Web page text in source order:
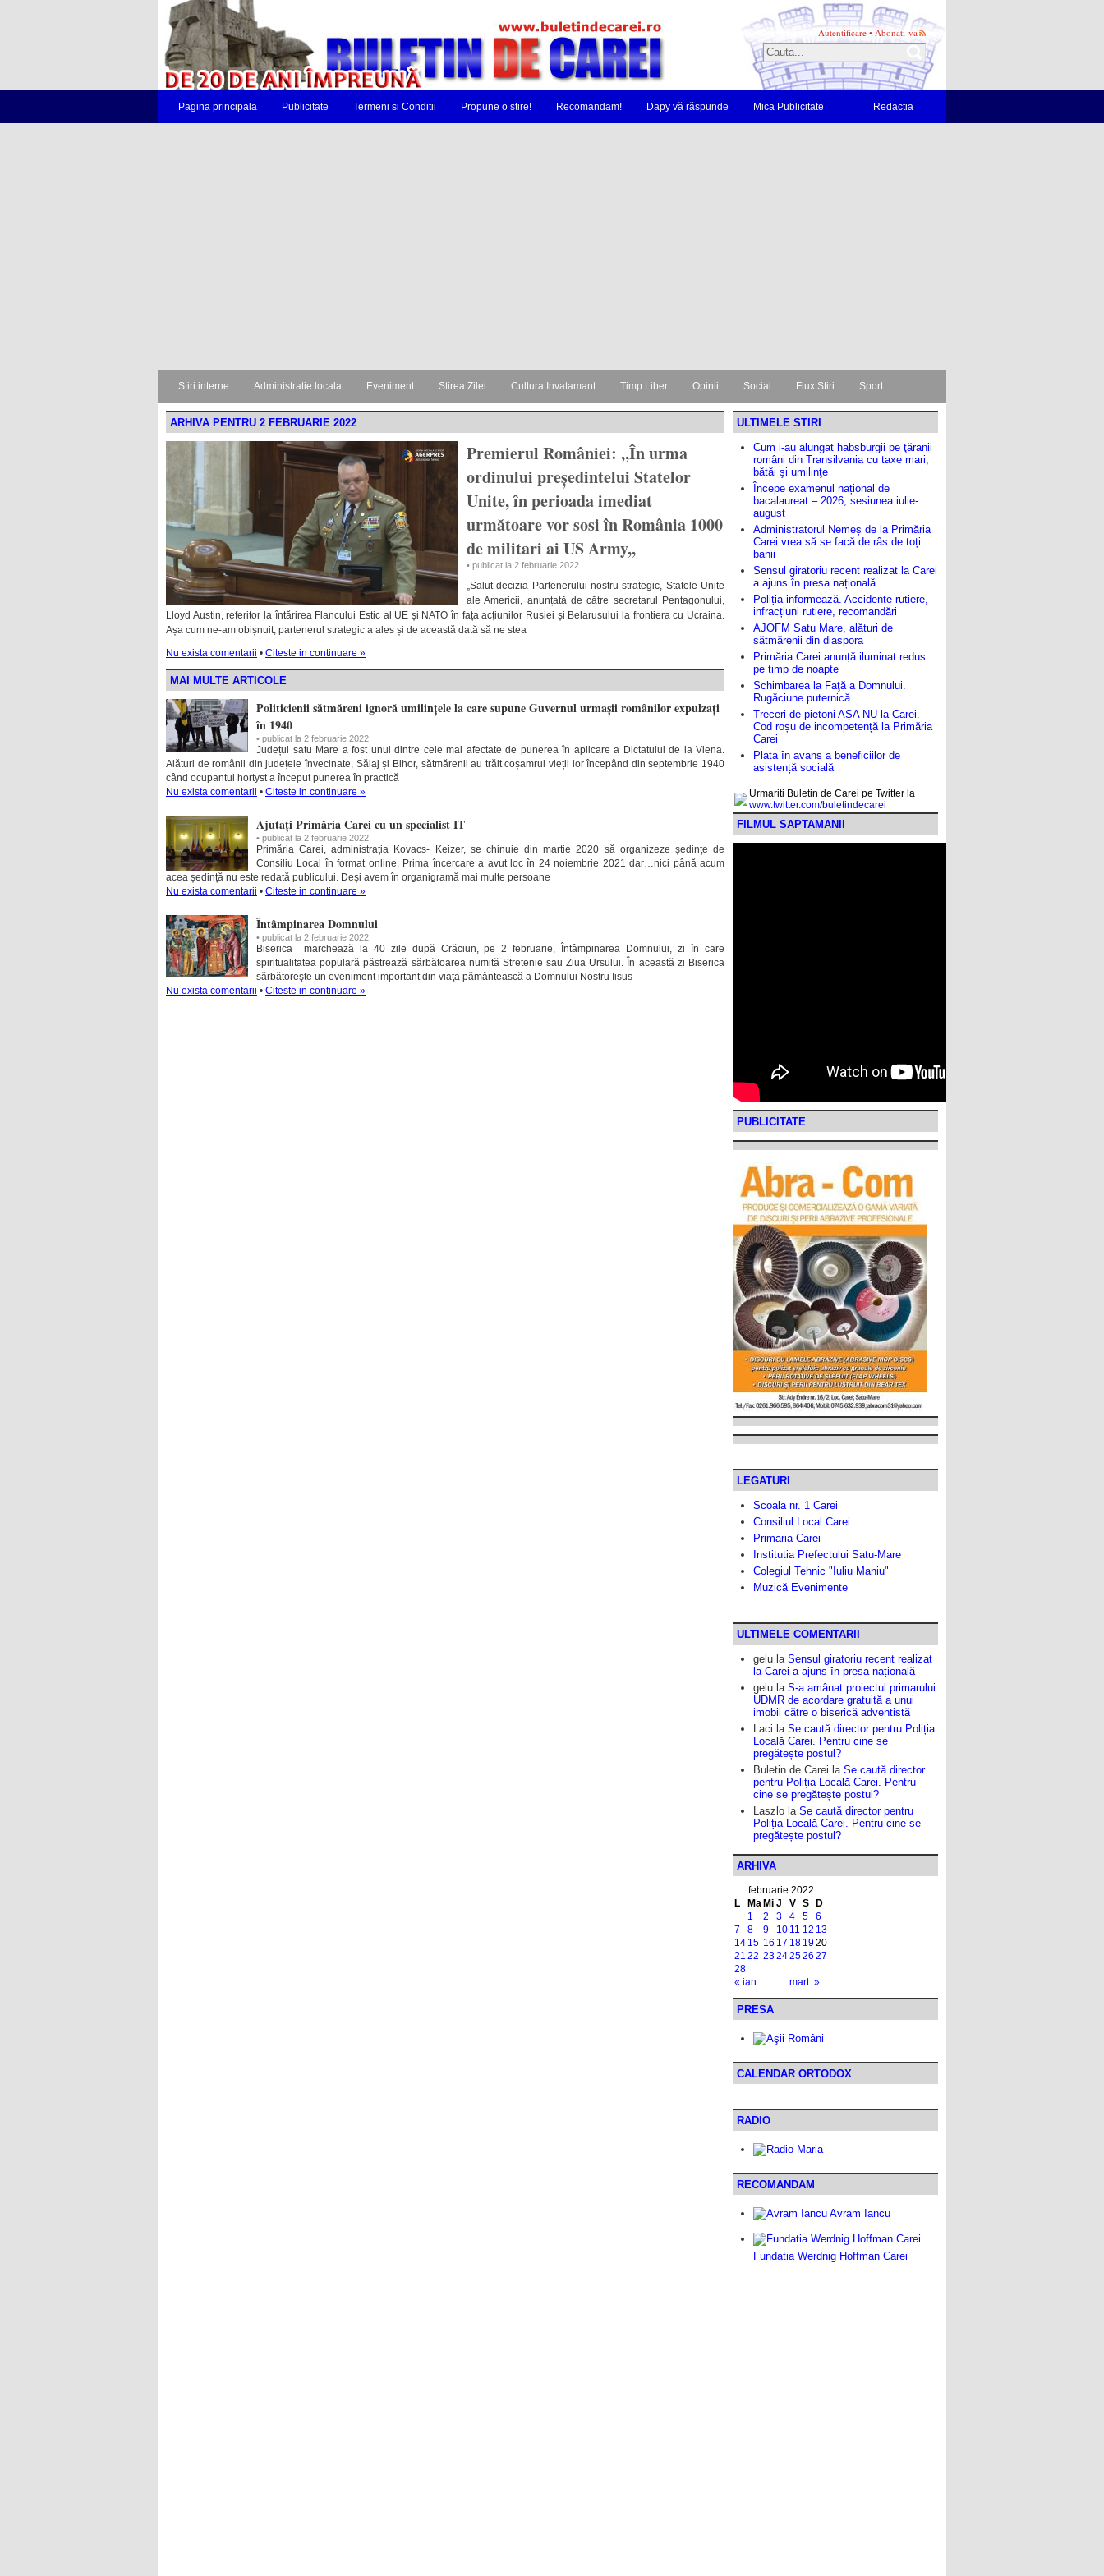
Autentificare • Abonati-va
Pagina principala Publicitate Termeni si Conditii Propune o stire! Recomandam! Dapy vă răspunde Mica Publicitate Redactia
Stiri interne Administratie locala Eveniment Stirea Zilei Cultura Invatamant Timp Liber Opinii Social Flux Stiri Sport
ARHIVA PENTRU 2 FEBRUARIE 2022
Premierul României: ,,În urma
ordinului președintelui Statelor
Unite, în perioada imediat
următoare vor sosi în România 1000
de militari ai US Army,,
• publicat la 2 februarie 2022
„Salut decizia Partenerului nostru strategic, Statele Unite
ale Americii, anunțată de către secretarul Pentagonului,
Lloyd Austin, referitor la întărirea Flancului Estic al UE și NATO în fața acțiunilor Rusiei și Belarusului la frontiera cu Ucraina.
Așa cum ne-am obișnuit, partenerul strategic a ales și de această dată să ne stea
Nu exista comentarii • Citeste in continuare »
MAI MULTE ARTICOLE
Politicienii sătmăreni ignoră umilințele la care supune Guvernul urmașii românilor expulzați
în 1940
• publicat la 2 februarie 2022
Județul satu Mare a fost unul dintre cele mai afectate de punerea în aplicare a Dictatului de la Viena.
Alături de românii din județele învecinate, Sălaj și Bihor, sătmărenii au trăit coșamrul vieții lor începând din septembrie 1940
când ocupantul hortyst a început punerea în practică
Nu exista comentarii • Citeste in continuare »
Ajutați Primăria Carei cu un specialist IT
• publicat la 2 februarie 2022
Primăria Carei, administrația Kovacs- Keizer, se chinuie din martie 2020 să organizeze ședințe de
Consiliu Local în format online. Prima încercare a avut loc în 24 noiembrie 2021 dar…nici până acum
acea ședință nu este redată publicului. Deși avem în organigramă mai multe persoane
Nu exista comentarii • Citeste in continuare »
Întâmpinarea Domnului
• publicat la 2 februarie 2022
Biserica marchează la 40 zile după Crăciun, pe 2 februarie, Întâmpinarea Domnului, zi în care
spiritualitatea populară păstrează sărbătoarea numită Stretenie sau Ziua Ursului. În această zi Biserica
sărbătoreşte un eveniment important din viaţa pământească a Domnului Nostru Iisus
Nu exista comentarii • Citeste in continuare »
ULTIMELE STIRI
Cum i-au alungat habsburgii pe ţăranii
români din Transilvania cu taxe mari,
bătăi şi umilinţe
Începe examenul național de
bacalaureat – 2026, sesiunea iulie-
august
Administratorul Nemeș de la Primăria
Carei vrea să se facă de râs de toți
banii
Sensul giratoriu recent realizat la Carei
a ajuns în presa națională
Poliția informează. Accidente rutiere,
infracțiuni rutiere, recomandări
AJOFM Satu Mare, alături de
sătmărenii din diaspora
Primăria Carei anunță iluminat redus
pe timp de noapte
Schimbarea la Faţă a Domnului.
Rugăciune puternică
Treceri de pietoni AȘA NU la Carei.
Cod roșu de incompetență la Primăria
Carei
Plata în avans a beneficiilor de
asistență socială
Urmariti Buletin de Carei pe Twitter la
www.twitter.com/buletindecarei
FILMUL SAPTAMANII
PUBLICITATE
LEGATURI
Scoala nr. 1 Carei
Consiliul Local Carei
Primaria Carei
Institutia Prefectului Satu-Mare
Colegiul Tehnic "Iuliu Maniu"
Muzică Evenimente
ULTIMELE COMENTARII
gelu la Sensul giratoriu recent realizat
la Carei a ajuns în presa națională
gelu la S-a amânat proiectul primarului
UDMR de acordare gratuită a unui
imobil către o biserică adventistă
Laci la Se caută director pentru Poliția
Locală Carei. Pentru cine se
pregătește postul?
Buletin de Carei la Se caută director
pentru Poliția Locală Carei. Pentru
cine se pregătește postul?
Laszlo la Se caută director pentru
Poliția Locală Carei. Pentru cine se
pregătește postul?
ARHIVA
februarie 2022
L
Ma Mi J V S D
« ian. mart. »
1 2 3 4 5
6
7
8 9 10 11 12 13
14 15 16 17 18 1920
21 22 23242526 27
28
PRESA
CALENDAR ORTODOX
RADIO
RECOMANDAM
Avram Iancu
Fundatia Werdnig Hoffman Carei